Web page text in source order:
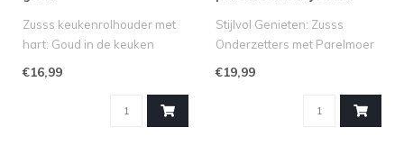
Zusss keukenrolhouder met
hart: Goud in de keuken
€16,99
Stijlvol Genieten: Zusss
Onderzetters met Parelmoer
€19,99